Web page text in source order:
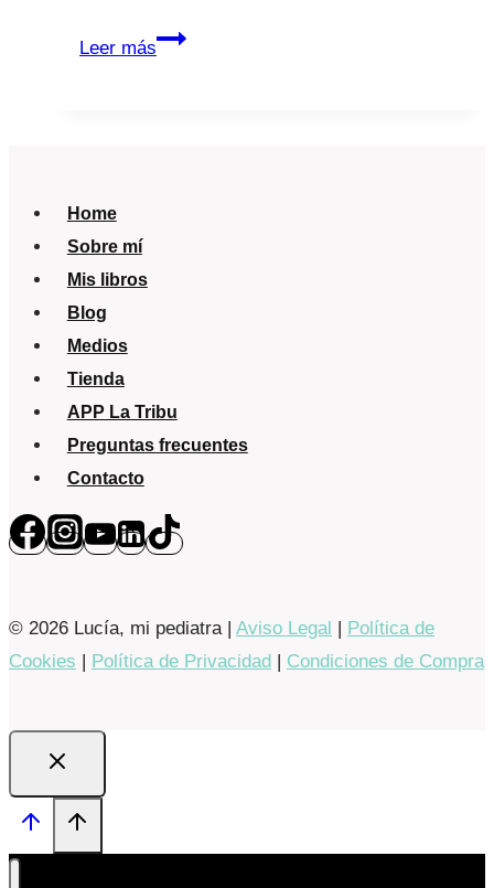
Leer másConferencia
Home
Sobre mí
Mis libros
Blog
Medios
Tienda
APP La Tribu
Preguntas frecuentes
Contacto
© 2026 Lucía, mi pediatra | Aviso Legal | Política de
Cookies | Política de Privacidad | Condiciones de Compra